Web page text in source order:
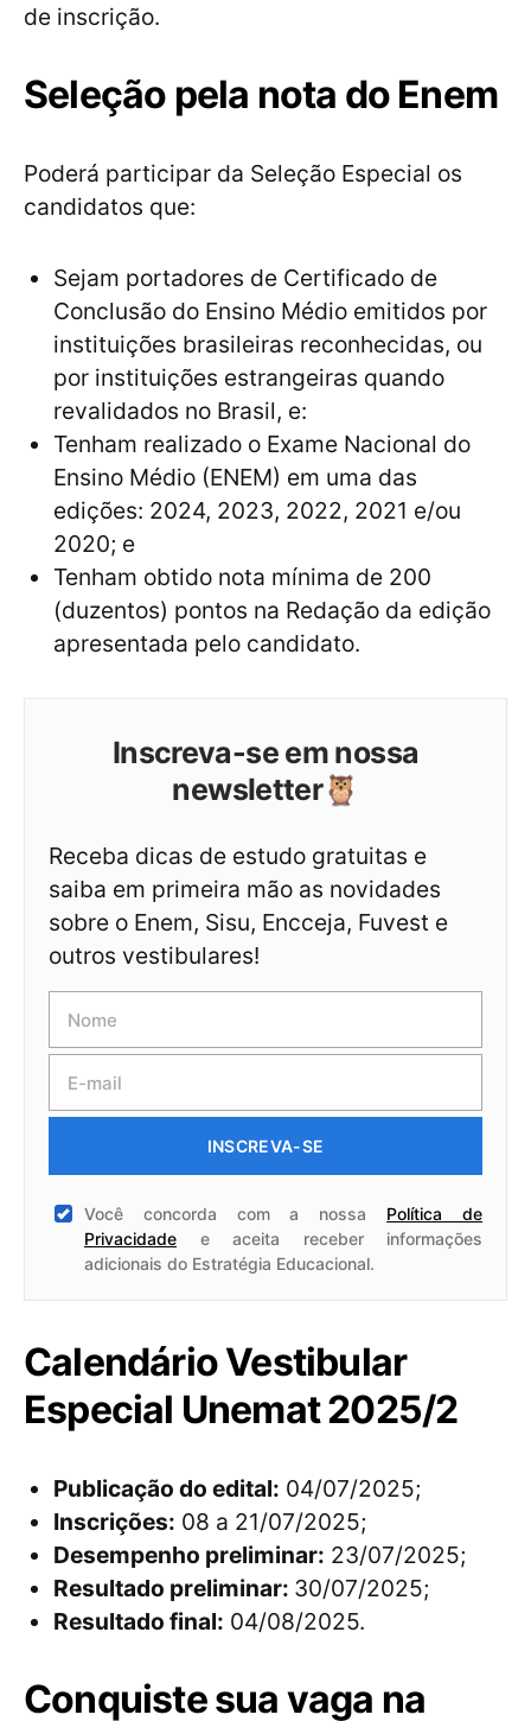
de inscrição.
Seleção pela nota do Enem
Poderá participar da Seleção Especial os
candidatos que:
Sejam portadores de Certificado de
Conclusão do Ensino Médio emitidos por
instituições brasileiras reconhecidas, ou
por instituições estrangeiras quando
revalidados no Brasil, e:
Tenham realizado o Exame Nacional do
Ensino Médio (ENEM) em uma das
edições: 2024, 2023, 2022, 2021 e/ou
2020; e
Tenham obtido nota mínima de 200
(duzentos) pontos na Redação da edição
apresentada pelo candidato.
Inscreva-se em nossa
newsletter🦉
Receba dicas de estudo gratuitas e
saiba em primeira mão as novidades
sobre o Enem, Sisu, Encceja, Fuvest e
outros vestibulares!
INSCREVA-SE
Você concorda com a nossa Política de
Privacidade e aceita receber informações
adicionais do Estratégia Educacional.
Calendário Vestibular
Especial Unemat 2025/2
Publicação do edital: 04/07/2025;
Inscrições: 08 a 21/07/2025;
Desempenho preliminar: 23/07/2025;
Resultado preliminar: 30/07/2025;
Resultado final: 04/08/2025.
Conquiste sua vaga na